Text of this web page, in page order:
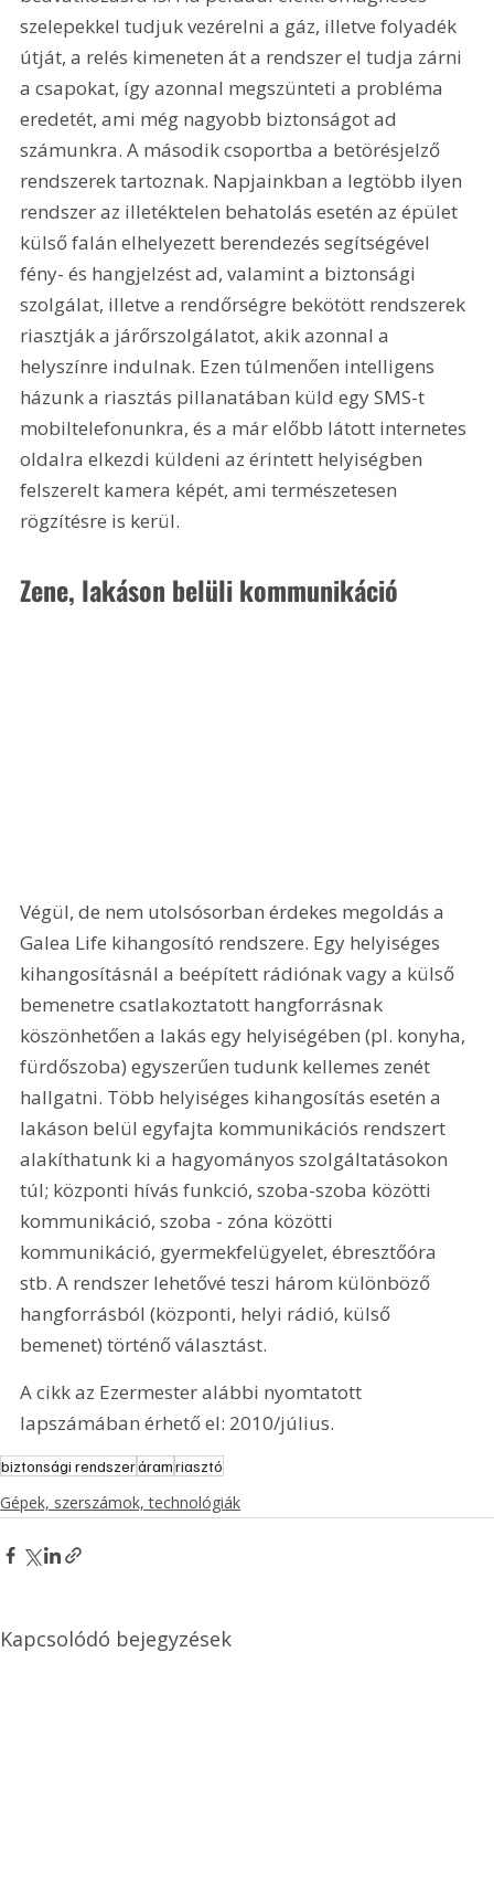
szelepekkel tudjuk vezérelni a gáz, illetve folyadék
útját, a relés kimeneten át a rendszer el tudja zárni
a csapokat, így azonnal megszünteti a probléma
eredetét, ami még nagyobb biztonságot ad
számunkra. A második csoportba a betörésjelző
rendszerek tartoznak. Napjainkban a legtöbb ilyen
rendszer az illetéktelen behatolás esetén az épület
külső falán elhelyezett berendezés segítségével
fény- és hangjelzést ad, valamint a biztonsági
szolgálat, illetve a rendőrségre bekötött rendszerek
riasztják a járőrszolgálatot, akik azonnal a
helyszínre indulnak. Ezen túlmenően intelligens
házunk a riasztás pillanatában küld egy SMS-t
mobiltelefonunkra, és a már előbb látott internetes
oldalra elkezdi küldeni az érintett helyiségben
felszerelt kamera képét, ami természetesen
rögzítésre is kerül.
Zene, lakáson belüli kommunikáció
Végül, de nem utolsósorban érdekes megoldás a
Galea Life kihangosító rendszere. Egy helyiséges
kihangosításnál a beépített rádiónak vagy a külső
bemenetre csatlakoztatott hangforrásnak
köszönhetően a lakás egy helyiségében (pl. konyha,
fürdőszoba) egyszerűen tudunk kellemes zenét
hallgatni. Több helyiséges kihangosítás esetén a
lakáson belül egyfajta kommunikációs rendszert
alakíthatunk ki a hagyományos szolgáltatásokon
túl; központi hívás funkció, szoba-szoba közötti
kommunikáció, szoba - zóna közötti
kommunikáció, gyermekfelügyelet, ébresztőóra
stb. A rendszer lehetővé teszi három különböző
hangforrásból (központi, helyi rádió, külső
bemenet) történő választást.
A cikk az Ezermester alábbi nyomtatott
lapszámában érhető el: 2010/július.
biztonsági rendszeráramriasztó
Gépek, szerszámok, technológiák
Kapcsolódó bejegyzések